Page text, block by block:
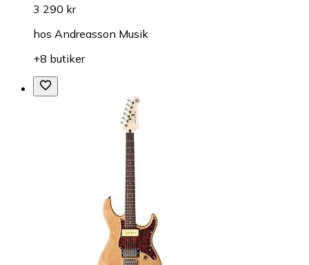
3 290 kr
hos Andreasson Musik
+8 butiker